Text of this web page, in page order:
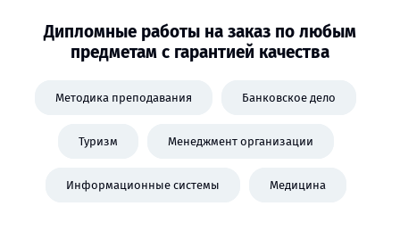
Дипломные работы на заказ по любым
предметам с гарантией качества
Методика преподавания Банковское дело
Туризм Менеджмент организации
Информационные системы Медицина